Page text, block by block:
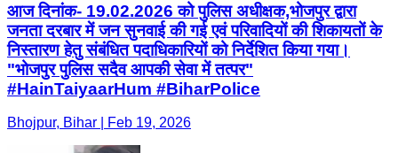
आज दिनांक- 19.02.2026 को पुलिस अधीक्षक,भोजपुर द्वारा
जनता दरबार में जन सुनवाई की गई एवं परिवादियों की शिकायतों के
निस्तारण हेतु संबंधित पदाधिकारियों को निर्देशित किया गया।
"भोजपुर पुलिस सदैव आपकी सेवा में तत्पर"
#HainTaiyaarHum #BiharPolice
Bhojpur, Bihar | Feb 19, 2026